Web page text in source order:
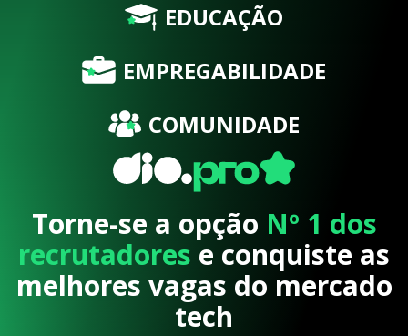
EDUCAÇÃO
EMPREGABILIDADE
COMUNIDADE
Torne-se a opção Nº 1 dos
recrutadores e conquiste as
melhores vagas do mercado
tech